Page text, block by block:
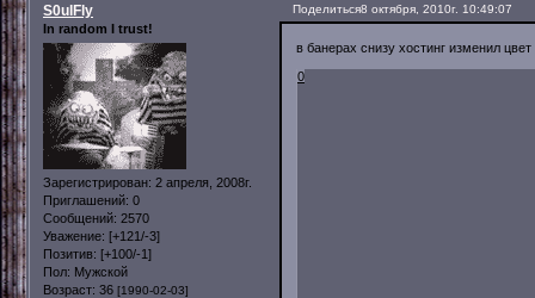
Поделиться8 октября, 2010г. 10:49:07
S0ulFly
In random I trust!
Зарегистрирован: 2 апреля, 2008г.
Приглашений: 0
Сообщений: 2570
Уважение: [+121/-3]
Позитив: [+100/-1]
Пол: Мужской
Возраст: 36 [1990-02-03]
в банерах снизу хостинг изменил
0